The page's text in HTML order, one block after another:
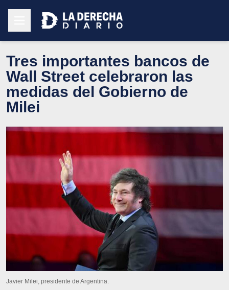
Tres importantes bancos de
Wall Street celebraron las
medidas del Gobierno de
Milei
Javier Milei, presidente de Argentina.